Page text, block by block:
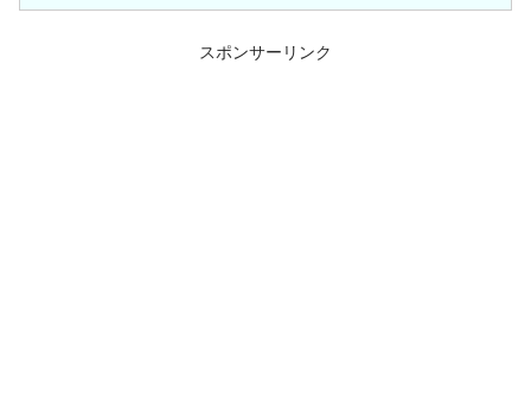
スポンサーリンク